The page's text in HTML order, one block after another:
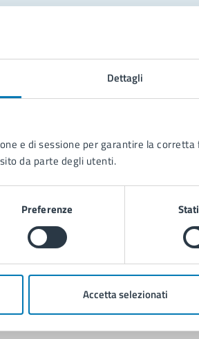
Dettagli
e di sessione per garantire la
da parte degli utenti.
Preferenze
Accetta selezionati
in città
disservizio